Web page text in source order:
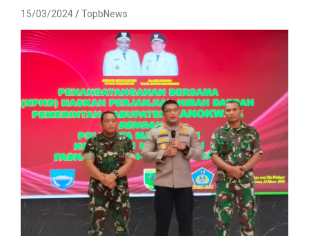
15/03/2024 TopbNews